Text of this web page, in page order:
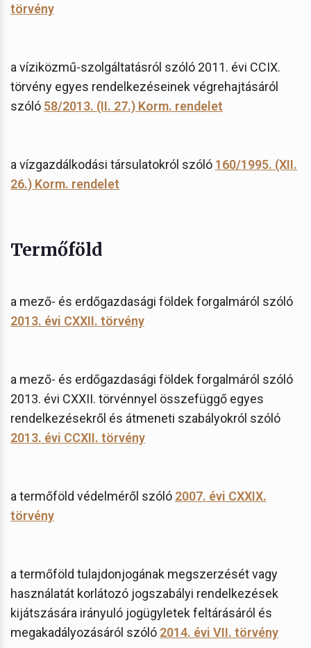
törvény
a víziközmű-szolgáltatásról szóló 2011. évi CCIX.
törvény egyes rendelkezéseinek végrehajtásáról
szóló 58/2013. (II. 27.) Korm. rendelet
a vízgazdálkodási társulatokról szóló 160/1995. (XII.
26.) Korm. rendelet
Termőföld
a mező- és erdőgazdasági földek forgalmáról szóló
2013. évi CXXII. törvény
a mező- és erdőgazdasági földek forgalmáról szóló
2013. évi CXXII. törvénnyel összefüggő egyes
rendelkezésekről és átmeneti szabályokról szóló
2013. évi CCXII. törvény
a termőföld védelméről szóló 2007. évi CXXIX.
törvény
a termőföld tulajdonjogának megszerzését vagy
használatát korlátozó jogszabályi rendelkezések
kijátszására irányuló jogügyletek feltárásáról és
megakadályozásáról szóló 2014. évi VII. törvény